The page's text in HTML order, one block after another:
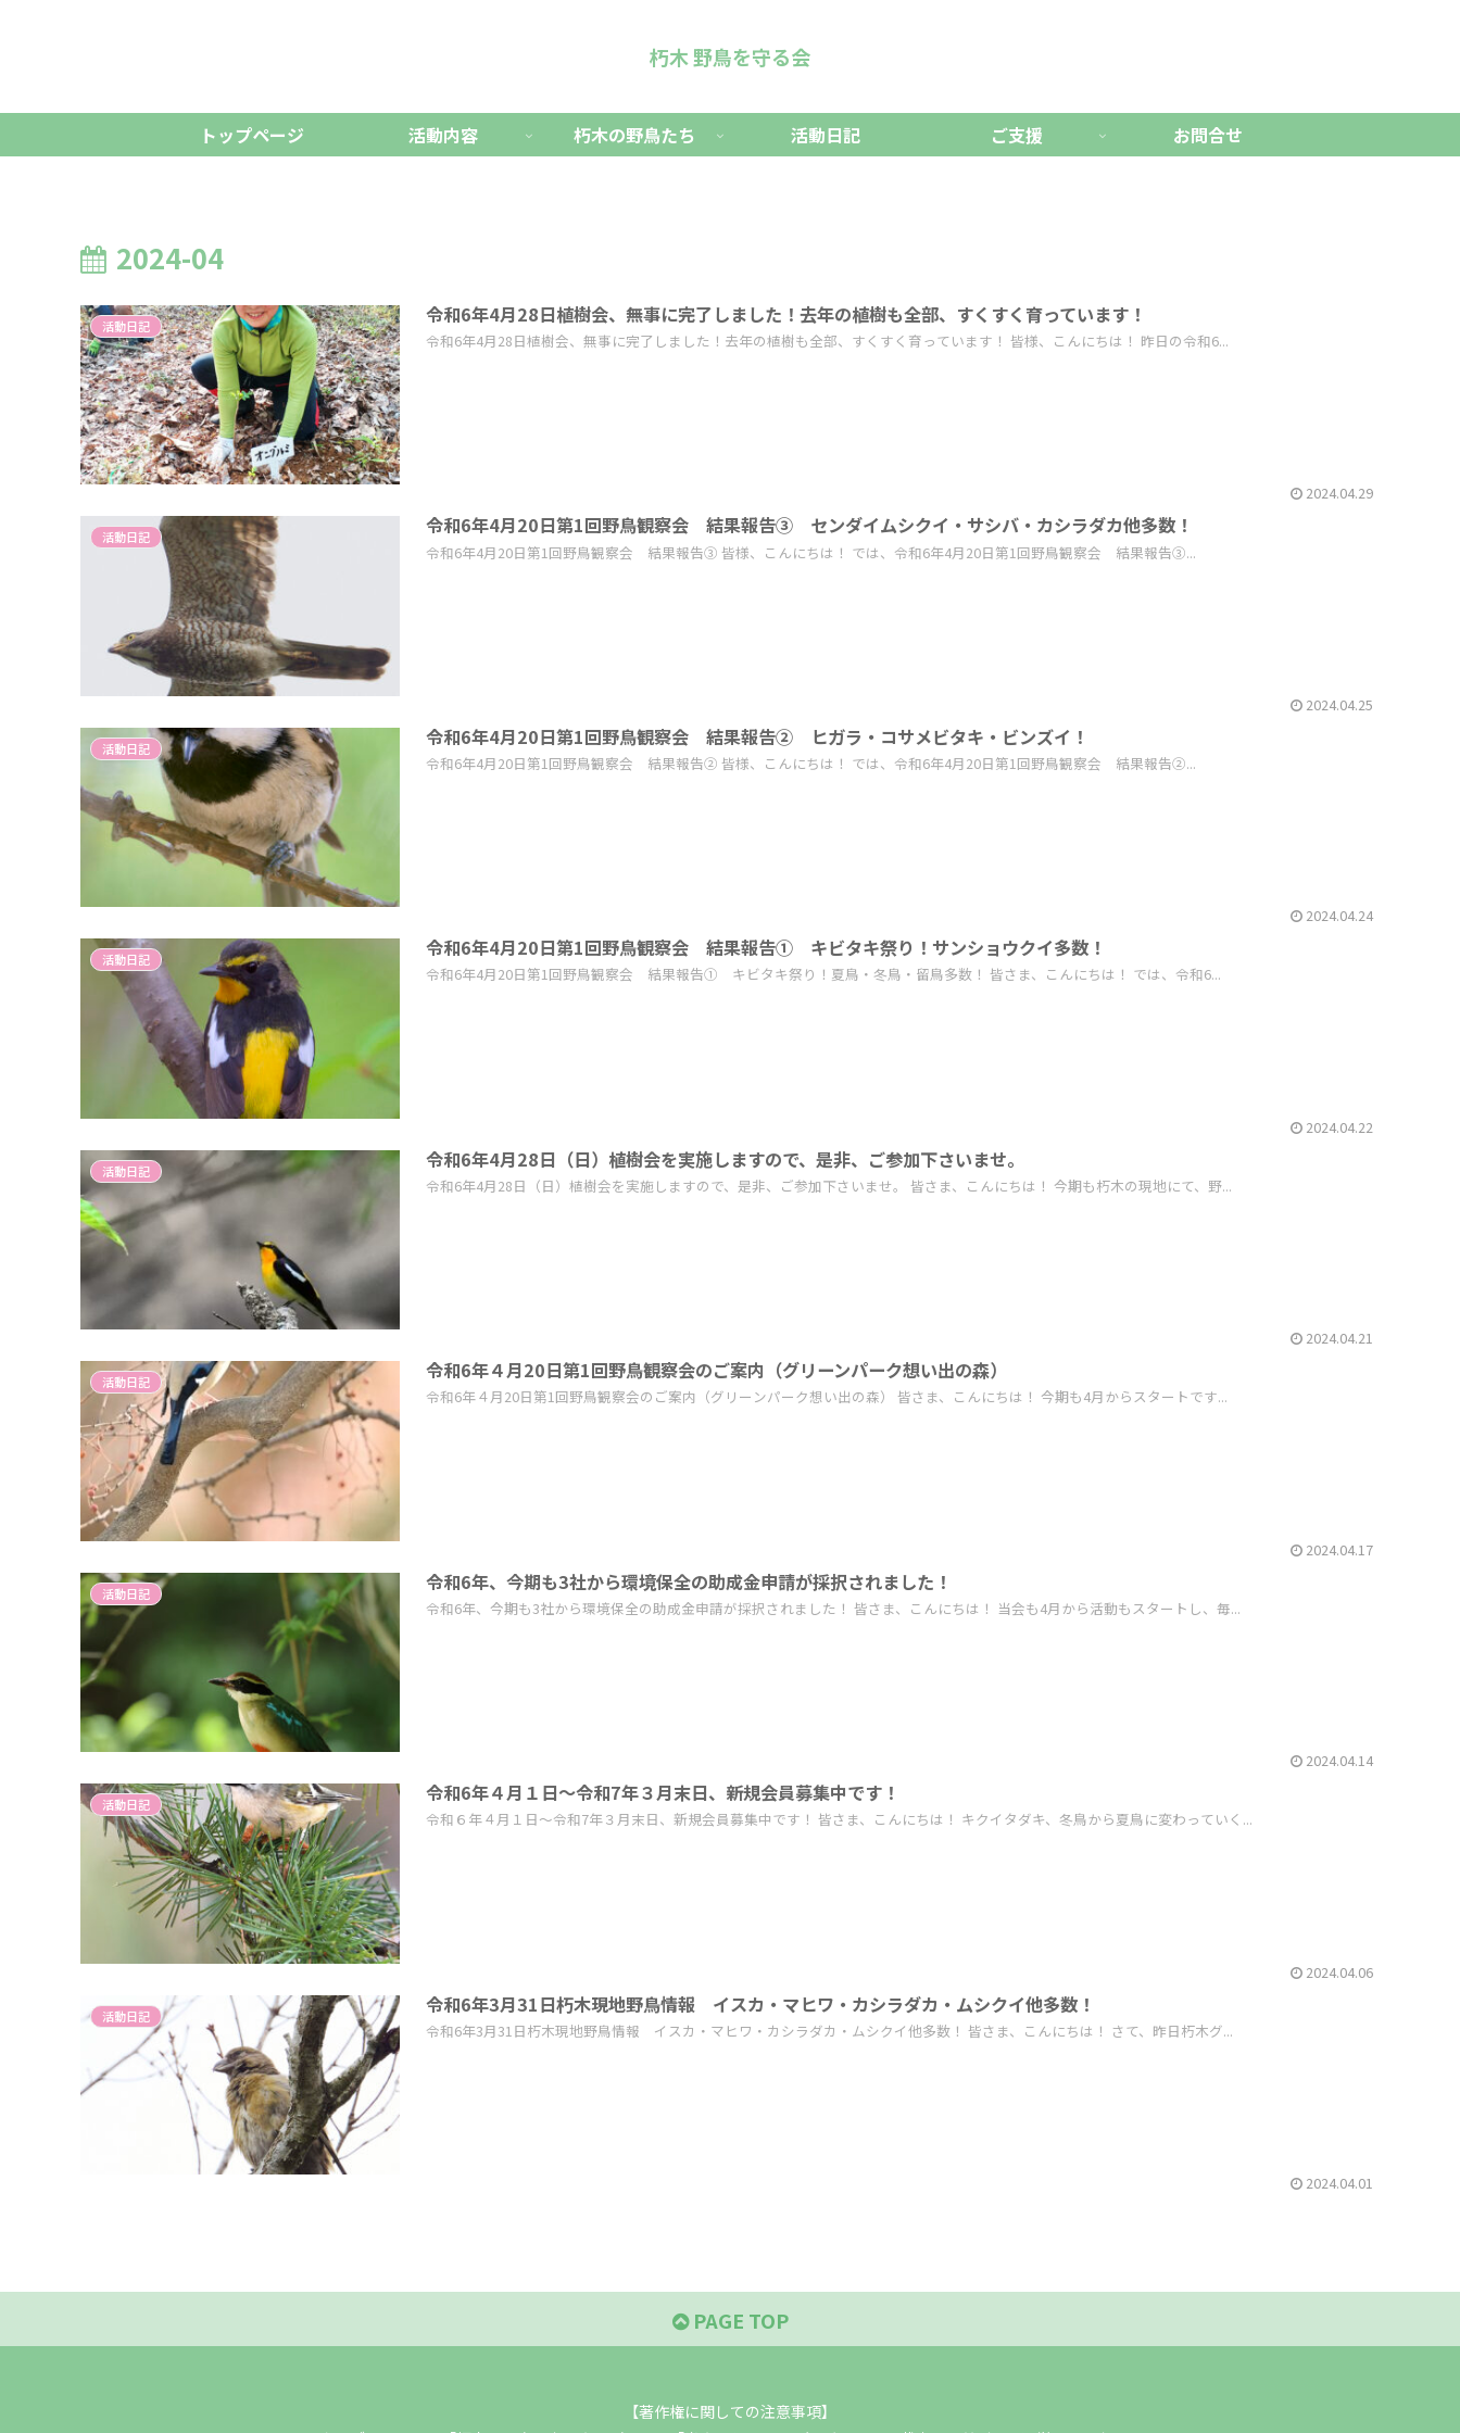
朽木 野鳥を守る会
トップページ 活動内容 朽木の野鳥たち 活動日記 ご支援 お問合せ
2024-04
活動日記 令和6年4月28日植樹会、無事に完了しました！去年の植樹も全部、すくすく育っています！
令和6年4月28日植樹会、無事に完了しました！去年の植樹も全部、すくすく育っています！ 皆様、こんにちは！ 昨日の令和6...
2024.04.29
活動日記 令和6年4月20日第1回野鳥観察会 結果報告③ センダイムシクイ・サシバ・カシラダカ他多数！
令和6年4月20日第1回野鳥観察会 結果報告③ 皆様、こんにちは！ では、令和6年4月20日第1回野鳥観察会 結果報告③...
2024.04.25
活動日記 令和6年4月20日第1回野鳥観察会 結果報告② ヒガラ・コサメビタキ・ビンズイ！
令和6年4月20日第1回野鳥観察会 結果報告② 皆様、こんにちは！ では、令和6年4月20日第1回野鳥観察会 結果報告②...
2024.04.24
活動日記 令和6年4月20日第1回野鳥観察会 結果報告① キビタキ祭り！サンショウクイ多数！
令和6年4月20日第1回野鳥観察会 結果報告① キビタキ祭り！夏鳥・冬鳥・留鳥多数！ 皆さま、こんにちは！ では、令和6...
2024.04.22
活動日記 令和6年4月28日（日）植樹会を実施しますので、是非、ご参加下さいませ。
令和6年4月28日（日）植樹会を実施しますので、是非、ご参加下さいませ。 皆さま、こんにちは！ 今期も朽木の現地にて、野...
2024.04.21
活動日記 令和6年４月20日第1回野鳥観察会のご案内（グリーンパーク想い出の森）
令和6年４月20日第1回野鳥観察会のご案内（グリーンパーク想い出の森） 皆さま、こんにちは！ 今期も4月からスタートです...
2024.04.17
活動日記 令和6年、今期も3社から環境保全の助成金申請が採択されました！
令和6年、今期も3社から環境保全の助成金申請が採択されました！ 皆さま、こんにちは！ 当会も4月から活動もスタートし、毎...
2024.04.14
活動日記 令和6年４月１日～令和7年３月末日、新規会員募集中です！
令和６年４月１日～令和7年３月末日、新規会員募集中です！ 皆さま、こんにちは！ キクイタダキ、冬鳥から夏鳥に変わっていく...
2024.04.06
活動日記 令和6年3月31日朽木現地野鳥情報 イスカ・マヒワ・カシラダカ・ムシクイ他多数！
令和6年3月31日朽木現地野鳥情報 イスカ・マヒワ・カシラダカ・ムシクイ他多数！ 皆さま、こんにちは！ さて、昨日朽木グ...
2024.04.01
PAGE TOP
【著作権に関しての注意事項】